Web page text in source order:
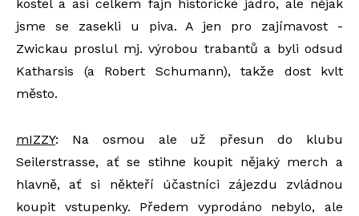
kostel a asi celkem fajn historické jádro, ale nějak
jsme se zasekli u piva. A jen pro zajímavost -
Zwickau proslul mj. výrobou trabantů a byli odsud
Katharsis (a Robert Schumann), takže dost kvlt
město.
mIZZY: Na osmou ale už přesun do klubu
Seilerstrasse, ať se stihne koupit nějaký merch a
hlavně, ať si někteří účastníci zájezdu zvládnou
koupit vstupenky. Předem vyprodáno nebylo, ale